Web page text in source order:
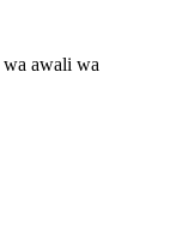
awali wa